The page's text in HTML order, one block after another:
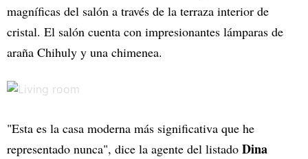
magníficas del salón a través de la terraza interior de
cristal. El salón cuenta con impresionantes lámparas de
araña Chihuly y una chimenea.
"Esta es la casa moderna más significativa que he
representado nunca", dice la agente del listado Dina